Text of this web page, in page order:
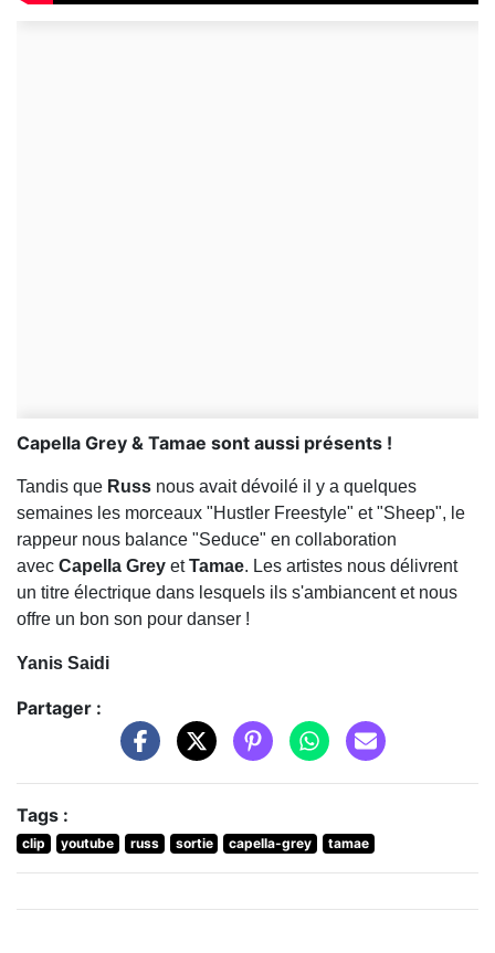
Capella Grey & Tamae sont aussi présents !
Tandis que Russ nous avait dévoilé il y a quelques
semaines les morceaux "Hustler Freestyle" et "Sheep", le
rappeur nous balance "Seduce" en collaboration
avec Capella Grey etTamae. Les artistes nous délivrent
un titre électrique dans lesquels ils s'ambiancent et nous
offre un bon son pour danser !
Yanis Saidi
Partager :
Tags :
clip youtube russ sortie capella-grey tamae